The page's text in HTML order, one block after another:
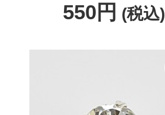
550円 (税込)